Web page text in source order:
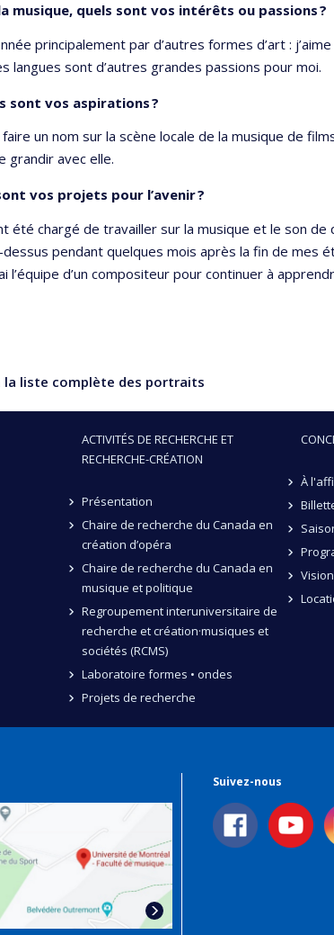
musique, quels sont vos intérêts ou passions ?
principalement par d’autres formes d’art :
langues sont d’autres grandes passions pour moi.
sont vos aspirations ?
faire un nom sur la scène locale de la musique de
grandir avec elle.
vos projets pour l’avenir ?
été chargé de travailler sur la musique et le son
pendant quelques mois après la fin de mes
l’équipe d’un compositeur pour continuer à
la liste complète des portraits
ACTIVITÉS DE RECHERCHE ET
RECHERCHE-CRÉATION
Présentation
Chaire de recherche du Canada en
création d’opéra
Chaire de recherche du Canada en
musique et politique
Regroupement interuniversitaire de
recherche et création·musiques et
sociétés (RCMS)
Laboratoire formes • ondes
Projets de recherche
À
Suivez-nous